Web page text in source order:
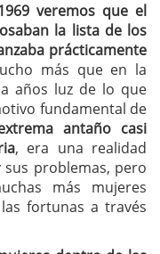
veremos que el
la lista de los
prácticamente
más que en la
años luz de lo que
fundamental de
antaño casi
, era una realidad
problemas, pero
más mujeres
fortunas a través